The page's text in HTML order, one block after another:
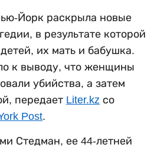
Йорк раскрыла новые
в результате которой
их мать и бабушка.
к выводу, что женщины
убийства, а затем
передает Liter.kz со
Post.
Стедман, ее 44-летней